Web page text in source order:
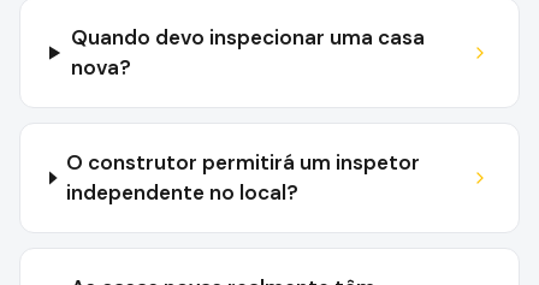
Quando devo inspecionar uma casa
nova?
O construtor permitirá um inspetor
independente no local?